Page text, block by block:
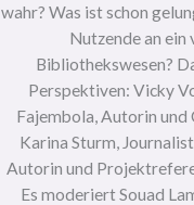
wahr? Was ist schon
Nutzende an
Bibliothekswesen?
Perspektiven: Vicky
Fajembola, Autorin und
Karina Sturm,
Autorin und
Es moderiert Souad